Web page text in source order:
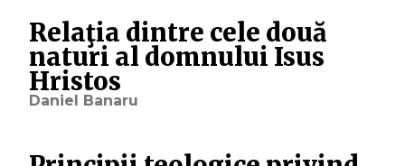
Relaţia dintre cele două
naturi al domnului Isus
Hristos
Daniel Banaru